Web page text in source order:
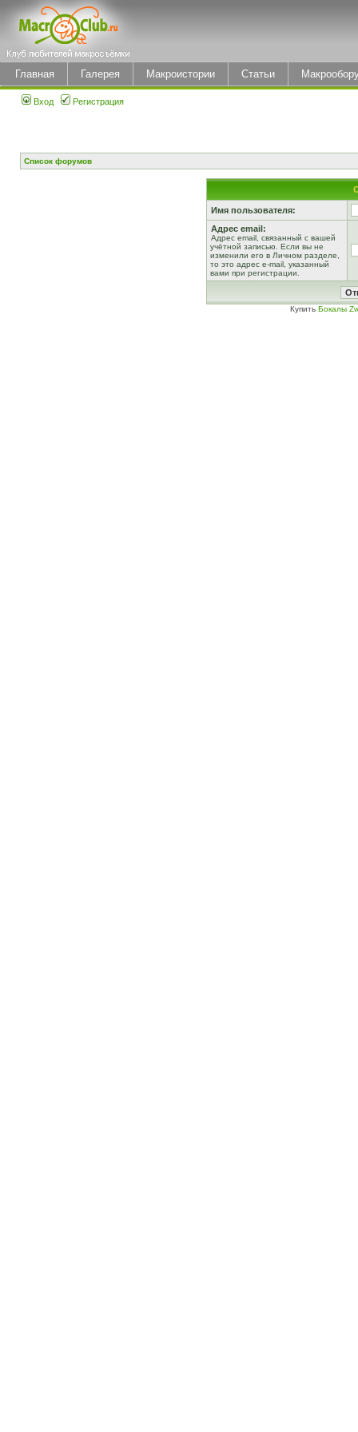
Главная Галерея Макроистории Статьи
Вход Регистрация
Список форумов
Имя пользователя:
Адрес email:
Адрес email, связанный с вашей
учётной записью. Если вы не
изменили его в Личном разделе,
то это адрес e-mail, указанный
вами при регистрации.
Купить Бокалы